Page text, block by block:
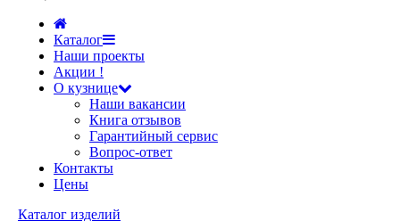
Каталог
Наши проекты
Акции !
О кузнице
Наши вакансии
Книга отзывов
Гарантийный сервис
Вопрос-ответ
Контакты
Цены
Каталог изделий